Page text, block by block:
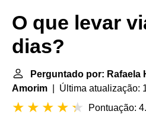
O que levar
dias?
Perguntado por: Rafaela
Amorim | Última atualização:
Pontuação: